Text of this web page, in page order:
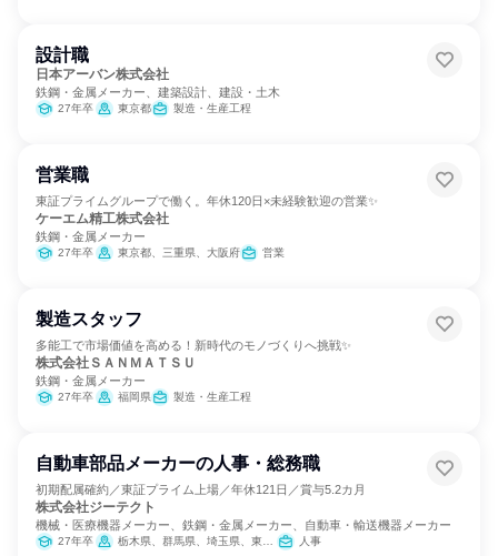
設計職
日本アーバン株式会社
鉄鋼・金属メーカー、建築設計、建設・土木
27年卒 東京都 製造・生産工程
営業職
東証プライムグループで働く。年休120日×未経験歓迎の営業✨
ケーエム精工株式会社
鉄鋼・金属メーカー
27年卒 東京都、三重県、大阪府 営業
製造スタッフ
多能工で市場価値を高める！新時代のモノづくりへ挑戦✨
株式会社ＳＡＮＭＡＴＳＵ
鉄鋼・金属メーカー
27年卒 福岡県 製造・生産工程
自動車部品メーカーの人事・総務職
初期配属確約／東証プライム上場／年休121日／賞与5.2カ月
株式会社ジーテクト
機械・医療機器メーカー、鉄鋼・金属メーカー、自動車・輸送機器メーカー
27年卒 栃木県、群馬県、埼玉県、東京都、岐阜県、滋賀県 人事